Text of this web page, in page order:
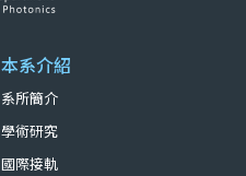
本系介紹
系所簡介
學術研究
國際接軌